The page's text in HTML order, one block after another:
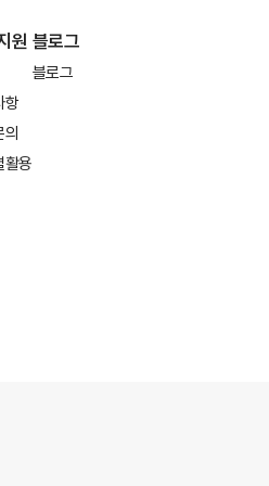
원
항
활용
블로그
블로그